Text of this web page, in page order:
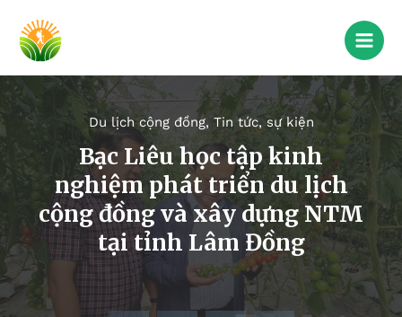
Du lịch cộng đồng,Tin tức, sự kiện
Bạc Liêu học tập kinh
nghiệm phát triển du lịch
cộng đồng và xây dựng NTM
tại tỉnh Lâm Đồng